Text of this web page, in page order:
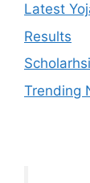
Latest
Results
Trending